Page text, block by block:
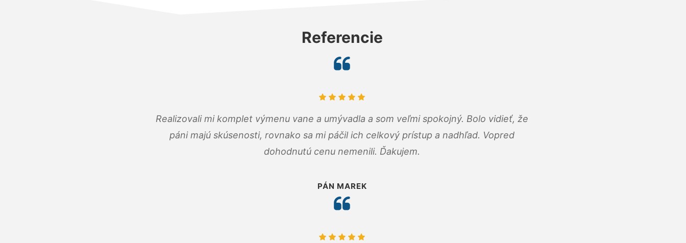
Referencie
Realizovali mi komplet výmenu vane a umývadla a som veľmi spokojný. Bolo vidieť, že
páni majú skúsenosti, rovnako sa mi páčil ich celkový prístup a nadhľad. Vopred
dohodnutú cenu nemenili. Ďakujem.
PÁN MAREK